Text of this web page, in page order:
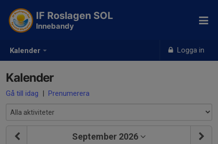
Kalender Logga in
IF Roslagen SOL
Innebandy
Kalender
Gå till idag | Prenumerera
September 2026